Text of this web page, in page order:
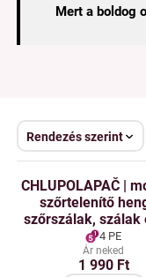
Mert a boldog
Rendezés szerint
CHLUPOLAPAČ |
szőrtelenítő
szőrszálak, szálak
ellen | szuper
× 6 × 18 cm
4 PE
Ár neked
1 990 Ft